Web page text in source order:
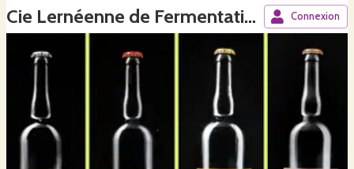
Cie Lernéenne de Fermentation Connexion